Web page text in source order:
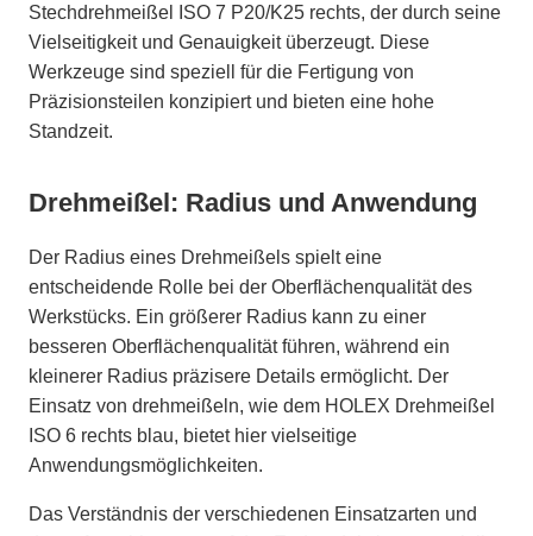
Stechdrehmeißel ISO 7 P20/K25 rechts, der durch seine
Vielseitigkeit und Genauigkeit überzeugt. Diese
Werkzeuge sind speziell für die Fertigung von
Präzisionsteilen konzipiert und bieten eine hohe
Standzeit.
Drehmeißel: Radius und Anwendung
Der Radius eines Drehmeißels spielt eine
entscheidende Rolle bei der Oberflächenqualität des
Werkstücks. Ein größerer Radius kann zu einer
besseren Oberflächenqualität führen, während ein
kleinerer Radius präzisere Details ermöglicht. Der
Einsatz von drehmeißeln, wie dem HOLEX Drehmeißel
ISO 6 rechts blau, bietet hier vielseitige
Anwendungsmöglichkeiten.
Das Verständnis der verschiedenen Einsatzarten und